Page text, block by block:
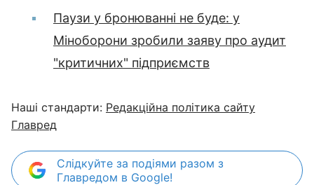
Паузи у бронюванні не буде: у
Міноборони зробили заяву про аудит
"критичних" підприємств
Наші стандарти: Редакційна політика сайту
Главред
Слідкуйте за подіями разом з
Главредом в Google!